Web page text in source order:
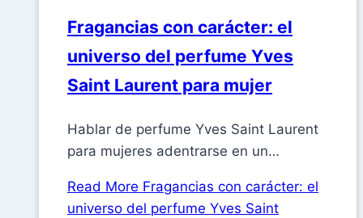
Fragancias con carácter: el
universo del perfume Yves
Saint Laurent para mujer
Hablar de perfume Yves Saint Laurent
para mujeres adentrarse en un…
Read More Fragancias con carácter: el
universo del perfume Yves Saint